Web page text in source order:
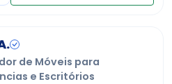
de Móveis para
e Escritórios